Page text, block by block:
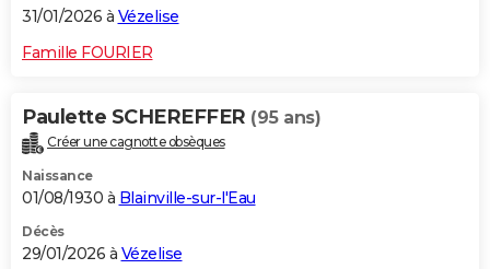
31/01/2026 à Vézelise
Famille FOURIER
Paulette SCHEREFFER (95 ans)
Créer une cagnotte obsèques
Naissance
01/08/1930 à Blainville-sur-l'Eau
Décès
29/01/2026 à Vézelise